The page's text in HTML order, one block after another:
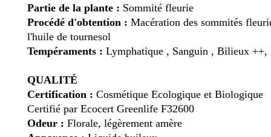
Partie de la plante : Sommité fleurie
Procédé d'obtention : Macération des sommités
l'huile de tournesol
Tempéraments : Lymphatique , Sanguin , Bilieux ++,
QUALITÉ
Certification : Cosmétique Ecologique et Biologique
Certifié par Ecocert Greenlife F32600
Odeur : Florale, légèrement amère